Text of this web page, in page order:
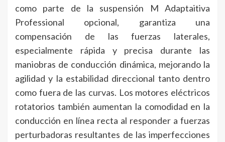
como parte de la suspensión M Adaptaitiva
Professional opcional, garantiza una
compensación de las fuerzas laterales,
especialmente rápida y precisa durante las
maniobras de conducción dinámica, mejorando la
agilidad y la estabilidad direccional tanto dentro
como fuera de las curvas. Los motores eléctricos
rotatorios también aumentan la comodidad en la
conducción en línea recta al responder a fuerzas
perturbadoras resultantes de las imperfecciones